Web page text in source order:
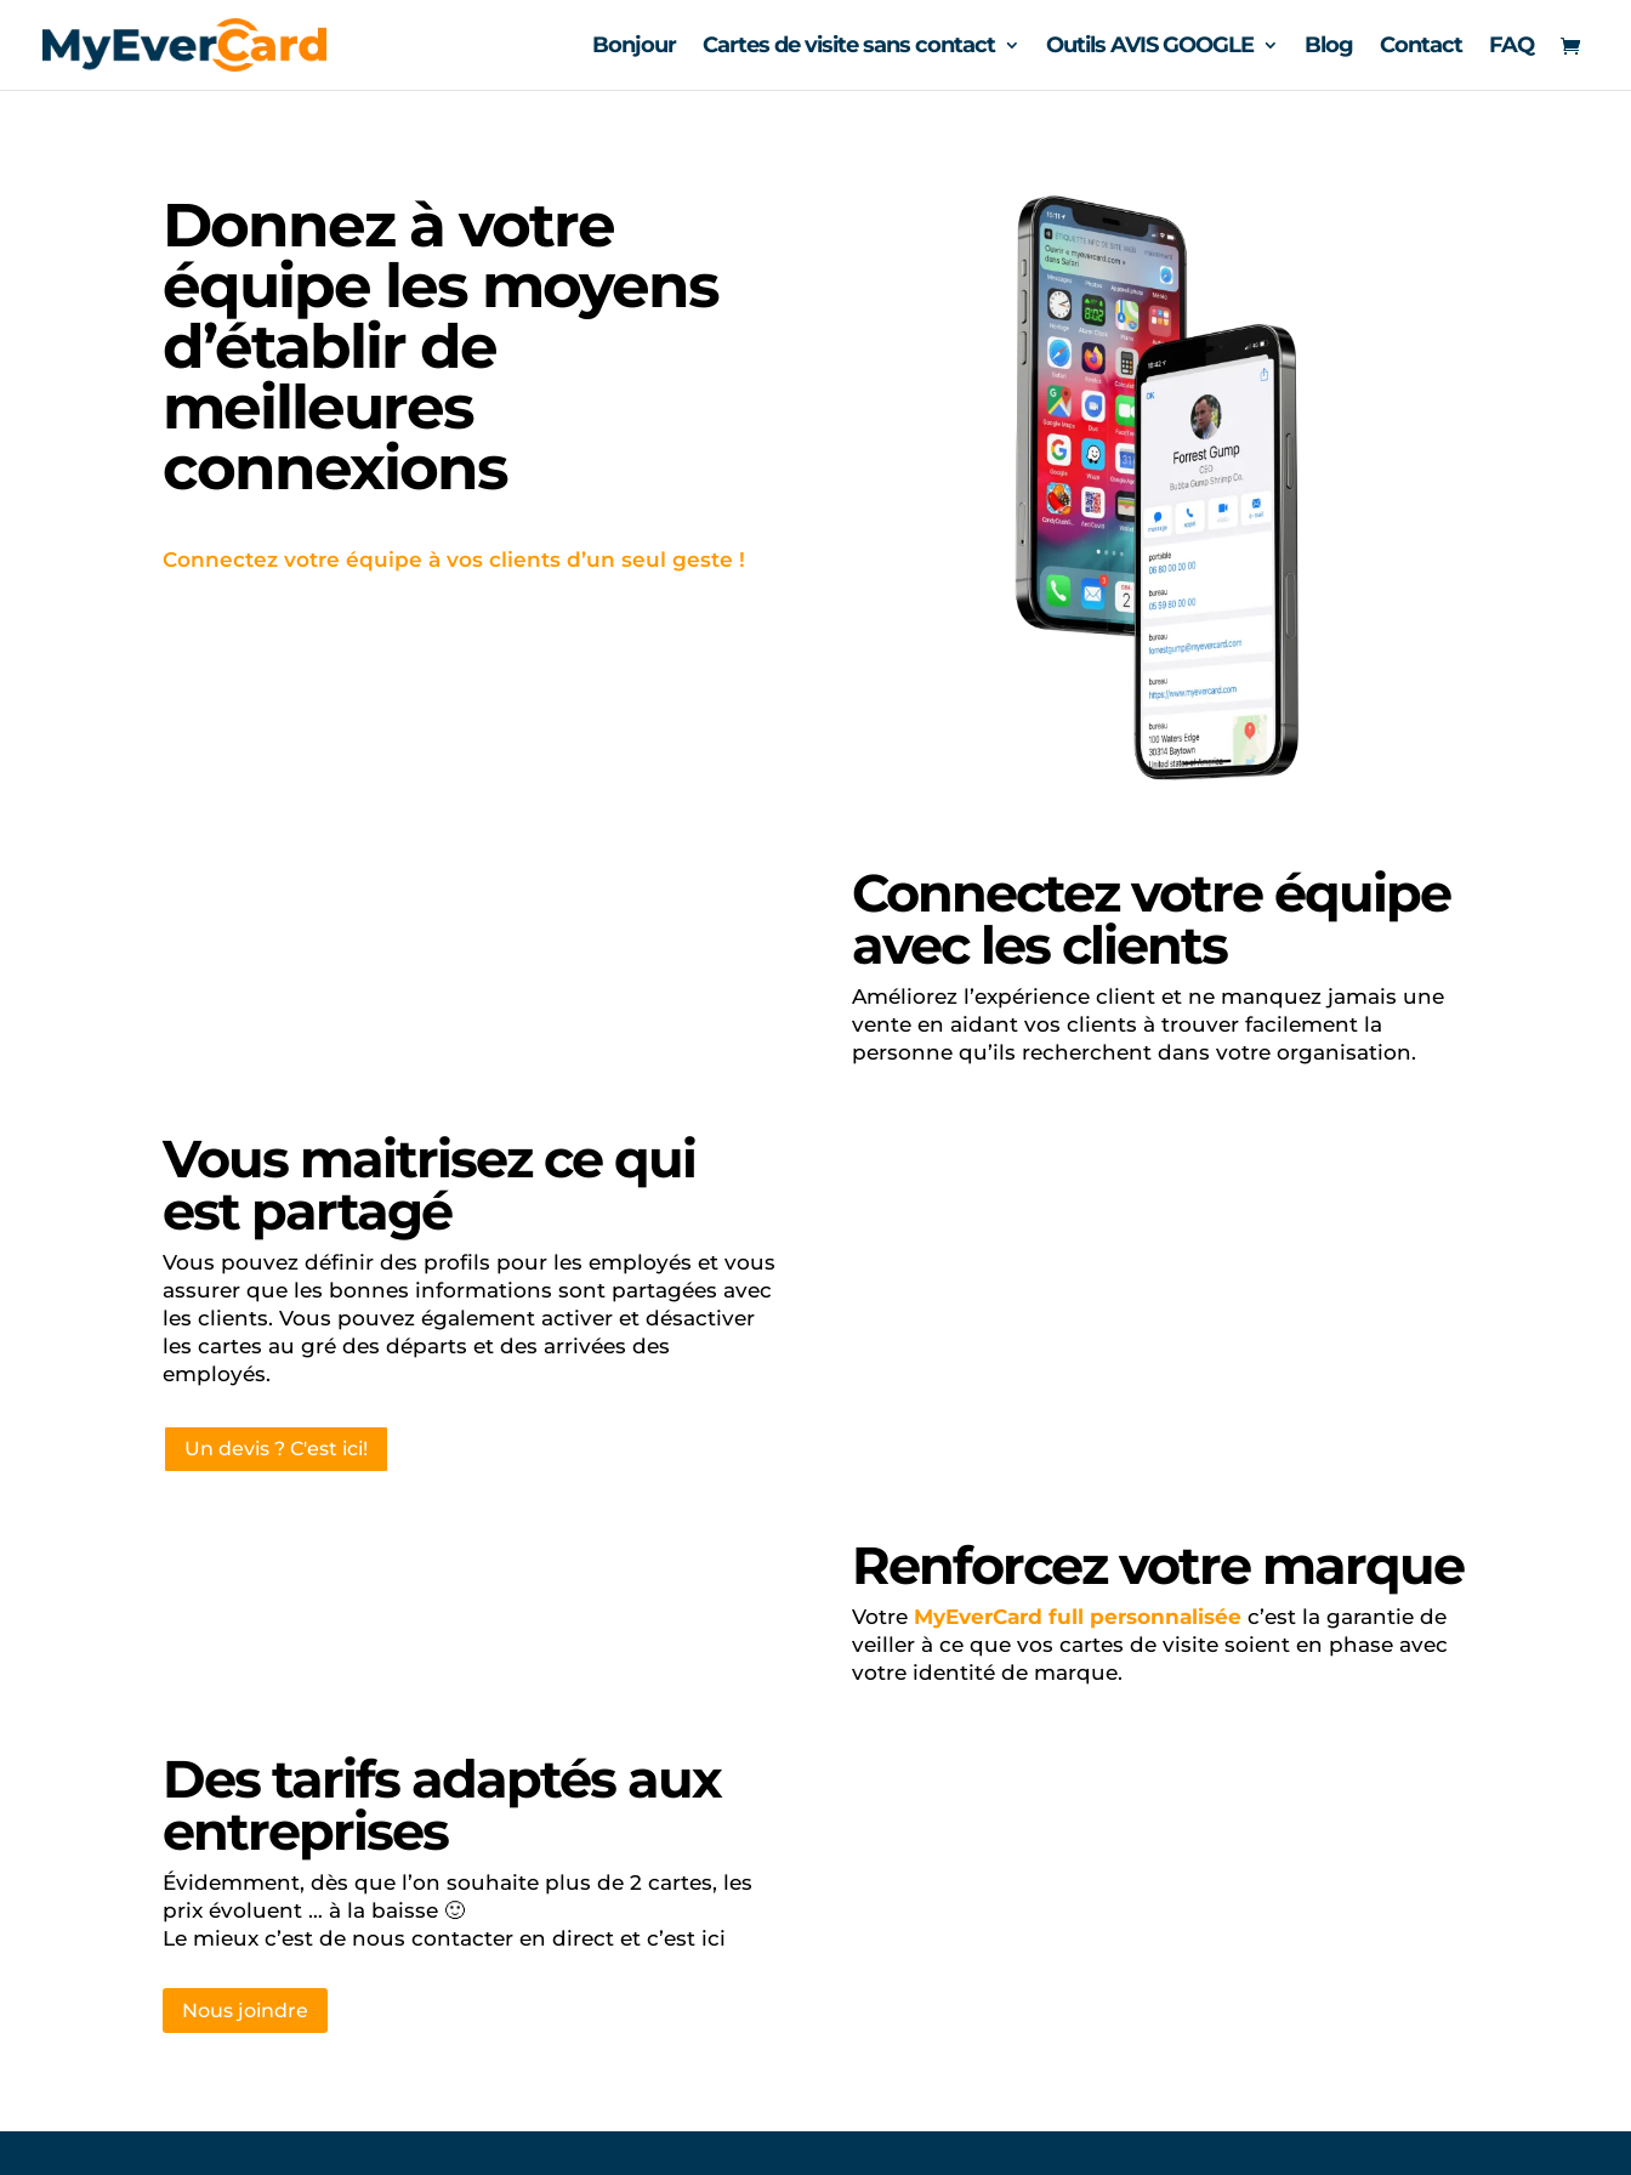
Bonjour Cartes de visite sans contact Outils AVIS GOOGLE Blog Contact FAQ
Donnez à votre
équipe les moyens
d’établir de
meilleures
connexions
Connectez votre équipe à vos clients d’un seul geste !
Connectez votre équipe
avec les clients
Améliorez l’expérience client et ne manquez jamais une
vente en aidant vos clients à trouver facilement la
personne qu’ils recherchent dans votre organisation.
Vous maitrisez ce qui
est partagé
Vous pouvez définir des profils pour les employés et vous
assurer que les bonnes informations sont partagées avec
les clients. Vous pouvez également activer et désactiver
les cartes au gré des départs et des arrivées des
employés.
Un devis ? C'est ici!
Renforcez votre marque
Votre MyEverCard full personnaliséec’est la garantie de
veiller à ce que vos cartes de visite soient en phase avec
votre identité de marque.
Des tarifs adaptés aux
entreprises
Évidemment, dès que l’on souhaite plus de 2 cartes, les
prix évoluent … à la baisse 🙂
Le mieux c’est de nous contacter en direct et c’est ici
Nous joindre